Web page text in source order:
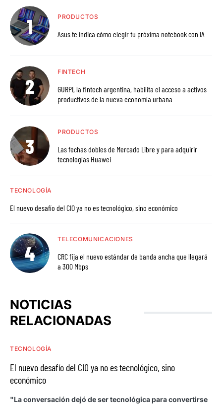
PRODUCTOS
Asus te indica cómo elegir tu próxima notebook con IA
FINTECH
GURPI, la fintech argentina, habilita el acceso a activos
productivos de la nueva economía urbana
PRODUCTOS
Las fechas dobles de Mercado Libre y para adquirir
tecnologías Huawei
TECNOLOGÍA
El nuevo desafío del CIO ya no es tecnológico, sino económico
TELECOMUNICACIONES
CRC fija el nuevo estándar de banda ancha que llegará
a 300 Mbps
NOTICIAS
RELACIONADAS
TECNOLOGÍA
El nuevo desafío del CIO ya no es tecnológico, sino
económico
"La conversación dejó de ser tecnológica para convertirse